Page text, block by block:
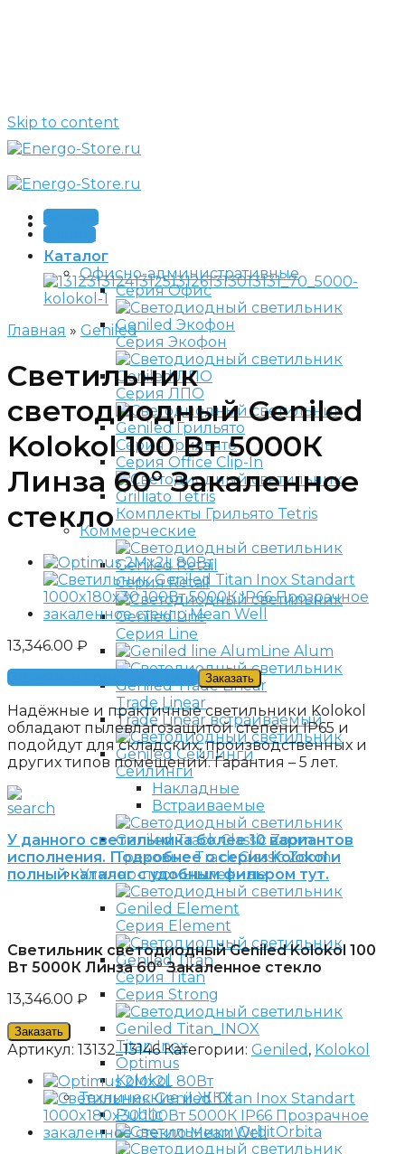
Skip to content
Каталог
Офисно-административные
Серия Офис
Серия Экофон
Серия ЛПО
Серия Грильято
Серия Office Clip-In
Комплекты Грильято Tetris
Коммерческие
Серия Retail
Серия Line
Line Alum
Trade Linear
Trade Linear встраиваемый
Сейлинги
Накладные
Встраиваемые
Трековые Track Classic Zoom
Улично-промышленные
Серия Element
Серия Titan
Серия Strong
Titan Inox
Optimus
Kolokol
Технические и ЖКХ
Public
Orbita
Звонок
Заявка
Главная » Geniled
Светильник
светодиодный Geniled
Kolokol 100 Вт 5000К
Линза 60° Закаленное
стекло
13,346.00 ₽
Получить консультацию
Заказать
Надёжные и практичные светильники Kolokol
обладают пылевлагозащитой степени IP65 и
подойдут для складских, производственных и
других типов помещений. Гарантия – 5 лет.
У данного светильника более 10 вариантов
исполнения. Подробнее о серии Kolokol и
полный каталог с удобным фильром тут.
Светильник светодиодный Geniled Kolokol 100
Вт 5000К Линза 60° Закаленное стекло
13,346.00 ₽
Заказать
Артикул: 13132_13146 Категории: Geniled , Kolokol